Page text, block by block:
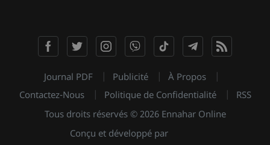
Journal PDF Publicité
À Propos
Contactez-Nous
Politique de Confidentialité
RSS
Tous droits réservés © 2026 Ennahar Online
Conçu et développé par